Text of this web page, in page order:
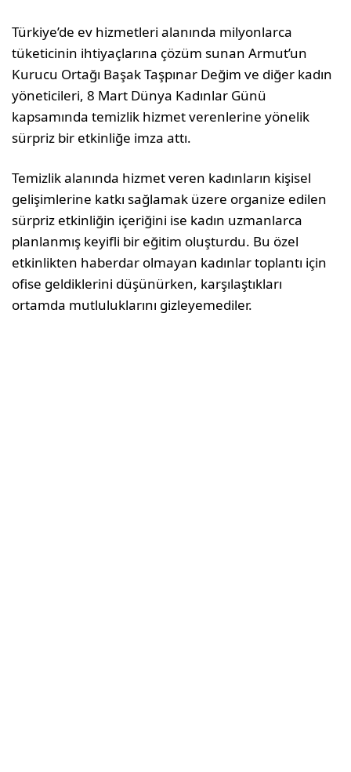
Türkiye’de ev hizmetleri alanında milyonlarca
tüketicinin ihtiyaçlarına çözüm sunan Armut’un
Kurucu Ortağı Başak Taşpınar Değim ve diğer kadın
yöneticileri, 8 Mart Dünya Kadınlar Günü
kapsamında temizlik hizmet verenlerine yönelik
sürpriz bir etkinliğe imza attı.
Temizlik alanında hizmet veren kadınların kişisel
gelişimlerine katkı sağlamak üzere organize edilen
sürpriz etkinliğin içeriğini ise kadın uzmanlarca
planlanmış keyifli bir eğitim oluşturdu. Bu özel
etkinlikten haberdar olmayan kadınlar toplantı için
ofise geldiklerini düşünürken, karşılaştıkları
ortamda mutluluklarını gizleyemediler.